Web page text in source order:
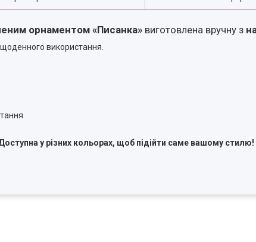
орнаментом «Писанка» виготовлена вручну з
використання.
у різних кольорах, щоб підійти саме вашому стилю!